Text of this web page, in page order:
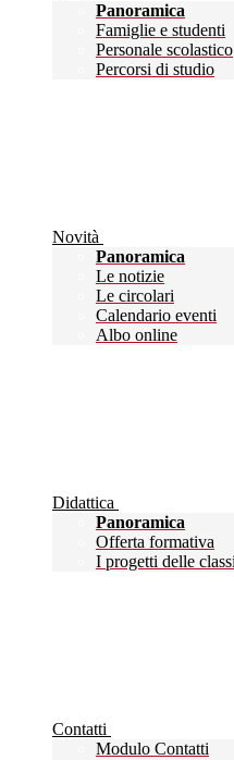
Panoramica
Famiglie e studenti
Personale scolastico
Percorsi di studio
Novità
Panoramica
Le notizie
Le circolari
Calendario eventi
Albo online
Didattica
Panoramica
Offerta formativa
I progetti delle classi
Contatti
Modulo Contatti